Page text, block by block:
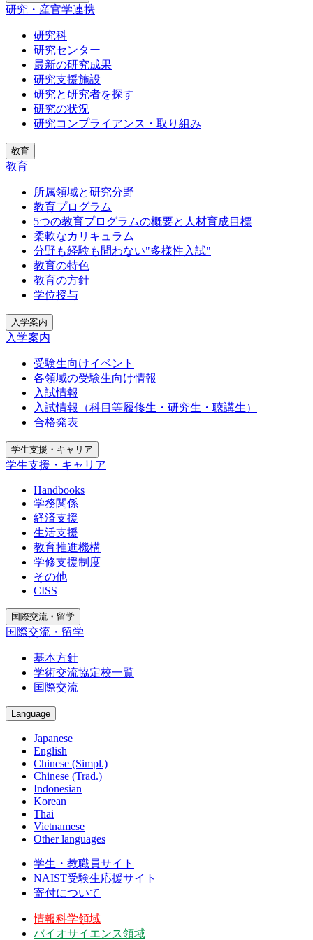
研究・産官学連携
研究科
研究センター
最新の研究成果
研究支援施設
研究と研究者を探す
研究の状況
研究コンプライアンス・取り組み
教育
教育
所属領域と研究分野
教育プログラム
5つの教育プログラムの概要と人材育成目標
柔軟なカリキュラム
分野も経験も問わない"多様性入試"
教育の特色
教育の方針
学位授与
入学案内
入学案内
受験生向けイベント
各領域の受験生向け情報
入試情報
入試情報（科目等履修生・研究生・聴講生）
合格発表
学生支援・キャリア
学生支援・キャリア
Handbooks
学務関係
経済支援
生活支援
教育推進機構
学修支援制度
その他
CISS
国際交流・留学
国際交流・留学
基本方針
学術交流協定校一覧
国際交流
Language
Japanese
English
Chinese (Simpl.)
Chinese (Trad.)
Indonesian
Korean
Thai
Vietnamese
Other languages
学生・教職員サイト
NAIST受験生応援サイト
寄付について
情報科学領域
バイオサイエンス領域